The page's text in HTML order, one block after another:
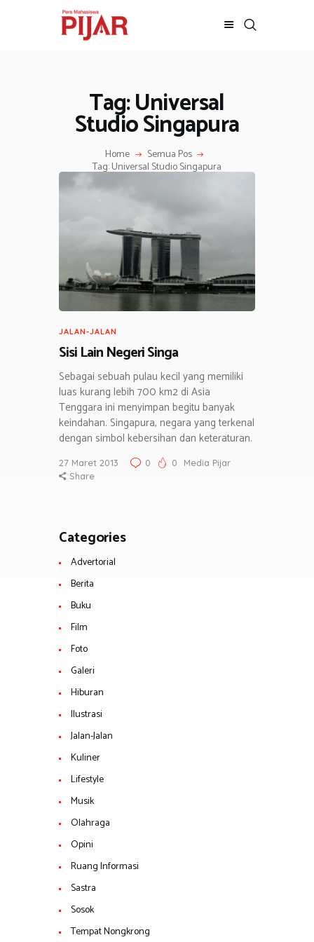
Tag: Universal
Studio Singapura
Home Semua Pos
Tag: Universal Studio Singapura
BERITA
ADVERTORIAL
SOSOK
GALERI
HIBURAN
JALAN-JALAN
OLAHRAGA
OPINI
JALAN-JALAN
Sisi Lain Negeri Singa
Sebagai sebuah pulau kecil yang memiliki
luas kurang lebih 700 km2 di Asia
Tenggara ini menyimpan begitu banyak
keindahan. Singapura, negara yang terkenal
dengan simbol kebersihan dan keteraturan.
27 Maret 2013 0 0
Media Pijar
Share
Categories
Advertorial
Berita
Buku
Film
Foto
Galeri
Hiburan
Ilustrasi
Jalan-Jalan
Kuliner
Lifestyle
Musik
Olahraga
Opini
Ruang Informasi
Sastra
Sosok
Tempat Nongkrong